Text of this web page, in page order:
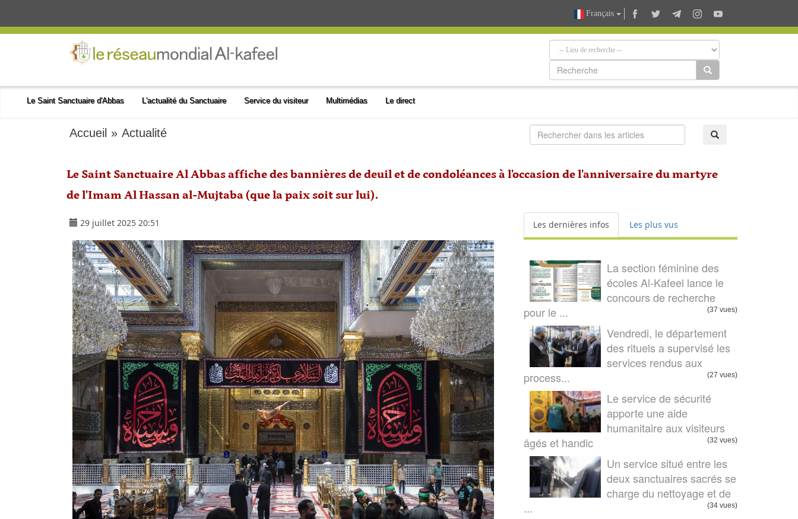
Français
Le Saint Sanctuaire d'Abbas L'actualité du Sanctuaire Service du visiteur Multimédias Le direct
Accueil »Actualité
Le Saint Sanctuaire Al Abbas affiche des bannières de deuil et de condoléances à l'occasion de l'anniversaire du martyre
de l'Imam Al Hassan al-Mujtaba (que la paix soit sur lui).
29 juillet 2025 20:51 Les dernières infos Les plus vus
La section féminine des
écoles Al-Kafeel lance le
concours de recherche
pour le ...
(37 vues)
Vendredi, le département
des rituels a supervisé les
services rendus aux
process...
(27 vues)
Le service de sécurité
apporte une aide
humanitaire aux visiteurs
âgés et handic
(32 vues)
Un service situé entre les
deux sanctuaires sacrés se
charge du nettoyage et de
...
(34 vues)